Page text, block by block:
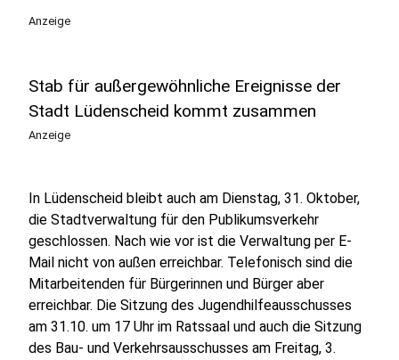
Anzeige
Stab für außergewöhnliche Ereignisse der
Stadt Lüdenscheid kommt zusammen
Anzeige
In Lüdenscheid bleibt auch am Dienstag, 31. Oktober,
die Stadtverwaltung für den Publikumsverkehr
geschlossen. Nach wie vor ist die Verwaltung per E-
Mail nicht von außen erreichbar. Telefonisch sind die
Mitarbeitenden für Bürgerinnen und Bürger aber
erreichbar. Die Sitzung des Jugendhilfeausschusses
am 31.10. um 17 Uhr im Ratssaal und auch die Sitzung
des Bau- und Verkehrsausschusses am Freitag, 3.